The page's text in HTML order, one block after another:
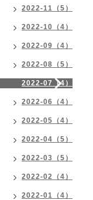
2022-11（5）
2022-10（4）
2022-09（4）
2022-08（5）
2022-07（4）
2022-06（4）
2022-05（4）
2022-04（5）
2022-03（5）
2022-02（4）
2022-01（4）